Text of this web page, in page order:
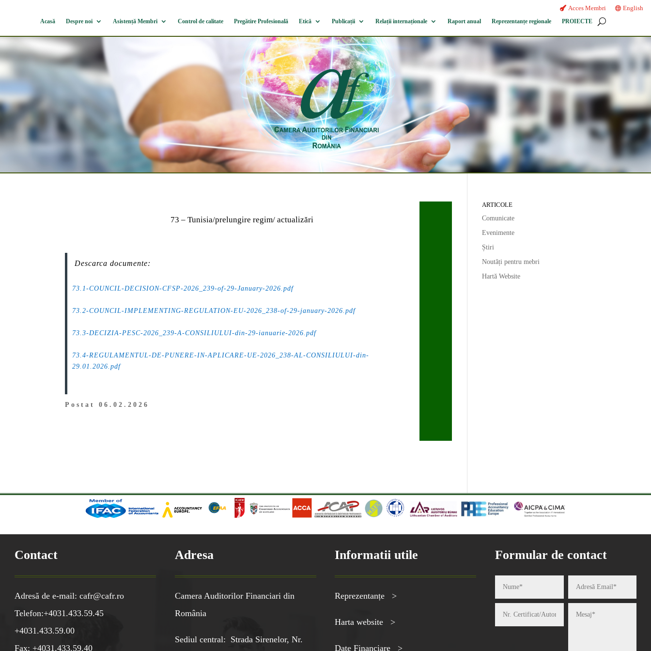
Acces Membri English
Acasă Despre noi Asistență Membri Control de calitate Pregătire Profesională Etică Publicații Relații internaționale Raport anual Reprezentanțe regionale PROIECTE
73 – Tunisia/prelungire regim/ actualizări
Descarca documente:
73.1-COUNCIL-DECISION-CFSP-2026_239-of-29-January-2026.pdf
73.2-COUNCIL-IMPLEMENTING-REGULATION-EU-2026_238-of-29-january-2026.pdf
73.3-DECIZIA-PESC-2026_239-A-CONSILIULUI-din-29-ianuarie-2026.pdf
73.4-REGULAMENTUL-DE-PUNERE-IN-APLICARE-UE-2026_238-AL-CONSILIULUI-din-
29.01.2026.pdf
Postat 06.02.2026
ARTICOLE
Comunicate
Evenimente
Știri
Noutăți pentru mebri
Hartă Website
Contact
Adresă de e-mail: cafr@cafr.ro
Telefon:+4031.433.59.45
+4031.433.59.00
Fax: +4031.433.59.40
Adresa
Camera Auditorilor Financiari din
România
Sediul central: Strada Sirenelor, Nr.
Informatii utile
Reprezentanțe >
Harta website >
Date Financiare >
Formular de contact